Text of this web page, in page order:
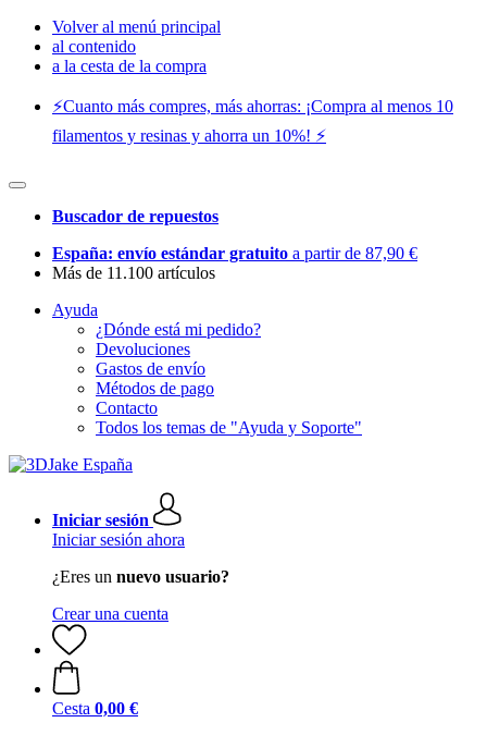
Volver al menú principal
al contenido
a la cesta de la compra
⚡️Cuanto más compres, más ahorras: ¡Compra al menos 10
filamentos y resinas y ahorra un 10%! ⚡️
Buscador de repuestos
España: envío estándar gratuito a partir de 87,90 €
Más de 11.100 artículos
Ayuda
¿Dónde está mi pedido?
Devoluciones
Gastos de envío
Métodos de pago
Contacto
Todos los temas de "Ayuda y Soporte"
Iniciar sesión
Iniciar sesión ahora
¿Eres un nuevo usuario?
Crear una cuenta
Cesta 0,00 €